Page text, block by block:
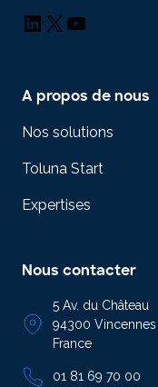
LinkedIn
X YouTube
A propos de nous
Nos solutions
Toluna Start
Expertises
Nous contacter
5 Av. du Château
94300 Vincennes
France
01 81 69 70 00